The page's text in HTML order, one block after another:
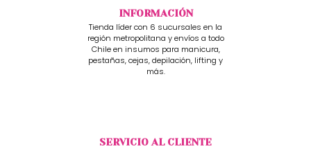
INFORMACIÓN
Tienda líder con 6 sucursales en la
región metropolitana y envíos a todo
Chile en insumos para manicura,
pestañas, cejas, depilación, lifting y
más.
SERVICIO AL CLIENTE